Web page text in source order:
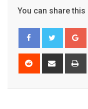
You can share this
Reddit
Share